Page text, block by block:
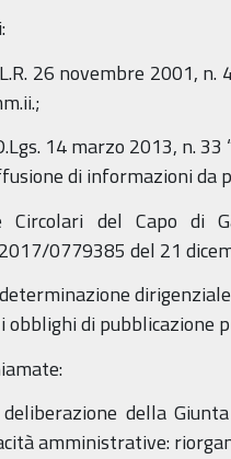
26 novembre 2001, n.
14 marzo 2013, n.
di informazioni da
del Capo di
0779385 del 21
obblighi di pubblicazione
della
amministrative: